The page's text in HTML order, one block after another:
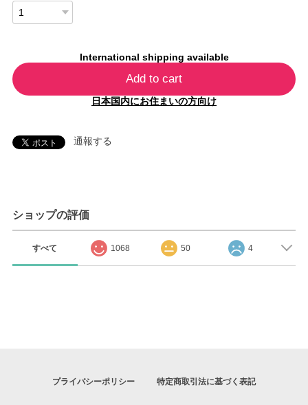
International shipping available
Add to cart
日本国内にお住まいの方向け
通報する
ショップの評価
すべて 1068 50 4
プライバシーポリシー 特定商取引法に基づく表記